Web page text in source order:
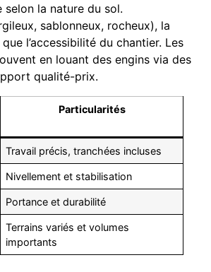
la nature du sol.
sablonneux, rocheux), la
l’accessibilité du chantier. Les
en louant des engins via des
qualité-prix.
Particularités
Travail précis, tranchées incluses
Nivellement et stabilisation
Portance et durabilité
Terrains variés et volumes
importants